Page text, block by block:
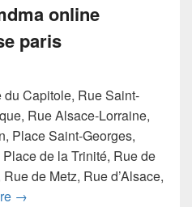
online
paris
Capitole, Rue Saint-
Rue Alsace-Lorraine,
Place Saint-Georges,
de la Trinité, Rue de
de Metz, Rue d’Alsace,
Comme acheter mdma online
→